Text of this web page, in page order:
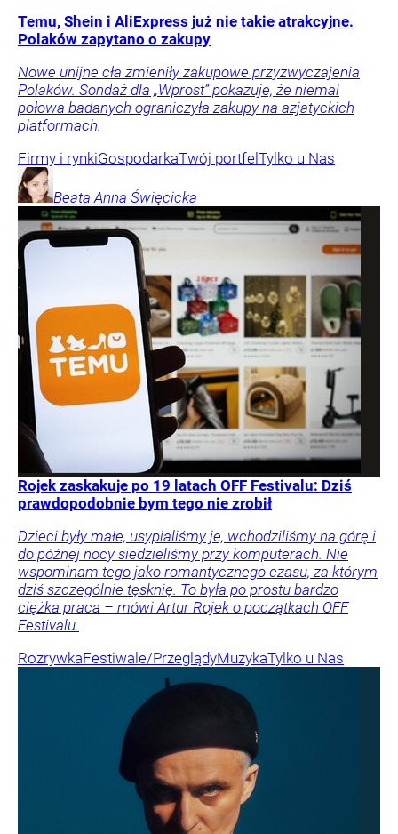
Temu, Shein i AliExpress już nie takie atrakcyjne.
Polaków zapytano o zakupy
Nowe unijne cła zmieniły zakupowe przyzwyczajenia
Polaków. Sondaż dla „Wprost” pokazuje, że niemal
połowa badanych ograniczyła zakupy na azjatyckich
platformach.
Firmy i rynkiGospodarkaTwój portfel Tylko u Nas
Beata Anna Święcicka
Rojek zaskakuje po 19 latach OFF Festivalu: Dziś
prawdopodobnie bym tego nie zrobił
Dzieci były małe, usypialiśmy je, wchodziliśmy na górę i
do późnej nocy siedzieliśmy przy komputerach. Nie
wspominam tego jako romantycznego czasu, za którym
dziś szczególnie tęsknię. To była po prostu bardzo
ciężka praca – mówi Artur Rojek o początkach OFF
Festivalu.
RozrywkaFestiwale/PrzeglądyMuzykaTylko u Nas